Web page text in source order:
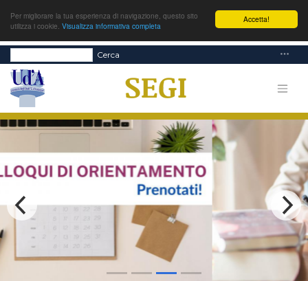
Accetta!
Per migliorare la tua esperienza di navigazione, questo sito
utilizza i cookie. Visualizza informativa completa
Cerca